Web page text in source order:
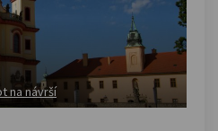
na návrší